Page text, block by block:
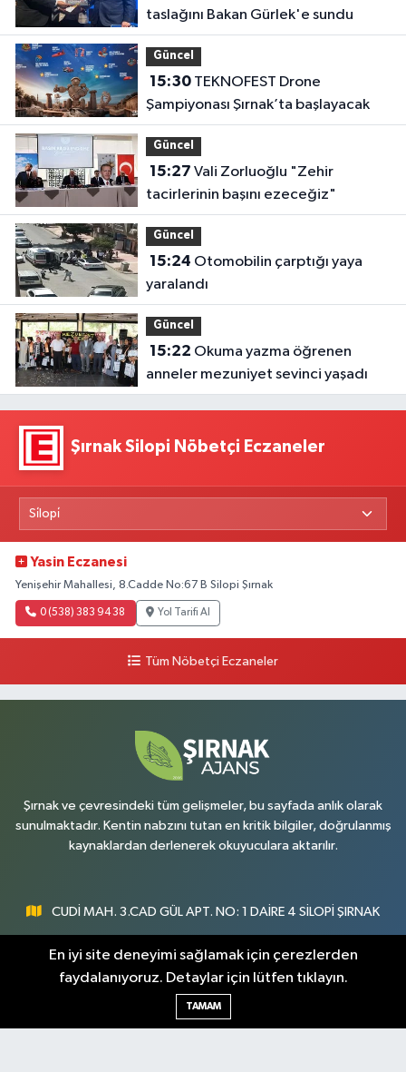
taslağını Bakan Gürlek'e sundu
Güncel
15:30TEKNOFEST Drone
Şampiyonası Şırnak’ta başlayacak
Güncel
15:27
tacirlerinin başını ezeceğiz"
Güncel
15:24
yaralandı
Güncel
15:22
anneler mezuniyet sevinci yaşadı
Şırnak Silopi Nöbetçi Eczaneler
Yasin Eczanesi
Yenişehir Mahallesi, 8.Cadde No:67 B Silopi Şırnak
0 (538) 383 94 38 Yol Tarifi Al
Tüm Nöbetçi Eczaneler
Şırnak ve çevresindeki tüm gelişmeler, bu sayfada anlık olarak
sunulmaktadır. Kentin nabzını tutan en kritik bilgiler, doğrulanmış
kaynaklardan derlenerek okuyuculara aktarılır.
CUDİ MAH. 3.CAD GÜL APT. NO: 1 DAİRE 4 SİLOPİ ŞIRNAK
0547 300 73 73
[email protected]
En iyi site deneyimi sağlamak için çerezlerden
faydalanıyoruz. Detaylar için lütfen tıklayın.
TAMAM